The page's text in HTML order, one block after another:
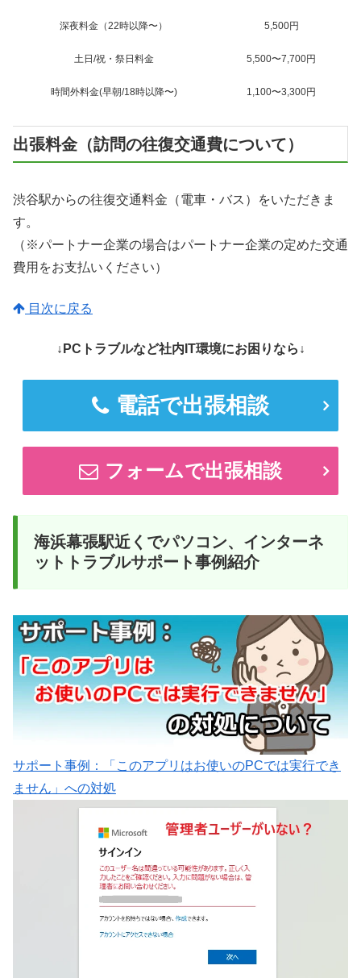
深夜料金（22時以降〜） 5,500円
土日/祝・祭日料金 5,500〜7,700円
時間外料金(早朝/18時以降〜) 1,100〜3,300円
出張料金（訪問の往復交通費について）
渋谷駅からの往復交通料金（電車・バス）をいただきま
す。
（※パートナー企業の場合はパートナー企業の定めた交通
費用をお支払いください）
目次に戻る
↓PCトラブルなど社内IT環境にお困りなら↓
電話で出張相談
フォームで出張相談
海浜幕張駅近くでパソコン、インターネ
ットトラブルサポート事例紹介
サポート事例：「このアプリはお使いのPCでは実行でき
ません」への対処